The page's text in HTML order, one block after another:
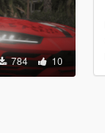
784 10